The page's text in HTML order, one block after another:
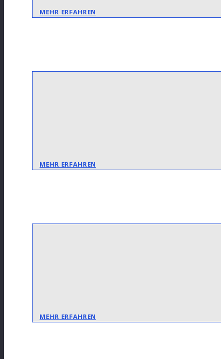
MEHR ERFAHREN
MEHR ERFAHREN
MEHR ERFAHREN